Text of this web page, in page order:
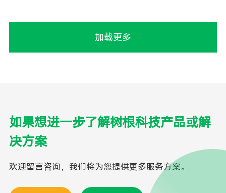
加载更多
如果想进一步了解树根科技产品或解
决方案
欢迎留言咨询，我们将为您提供更多服务方案。